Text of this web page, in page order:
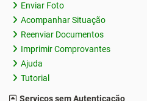
Enviar Foto
Acompanhar Situação
Reenviar Documentos
Imprimir Comprovantes
Ajuda
Tutorial
Serviços sem Autenticação